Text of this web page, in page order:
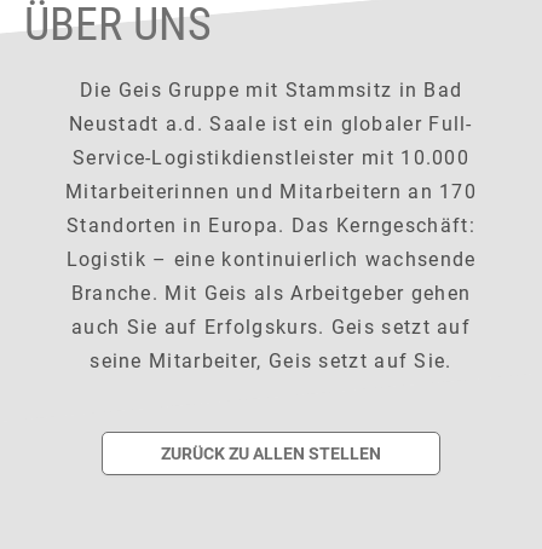
ÜBER UNS
Die Geis Gruppe mit Stammsitz in Bad
Neustadt a.d. Saale ist ein globaler Full-
Service-Logistikdienstleister mit 10.000
Mitarbeiterinnen und Mitarbeitern an 170
Standorten in Europa. Das Kerngeschäft:
Logistik – eine kontinuierlich wachsende
Branche. Mit Geis als Arbeitgeber gehen
auch Sie auf Erfolgskurs. Geis setzt auf
seine Mitarbeiter, Geis setzt auf Sie.
ZURÜCK ZU ALLEN STELLEN